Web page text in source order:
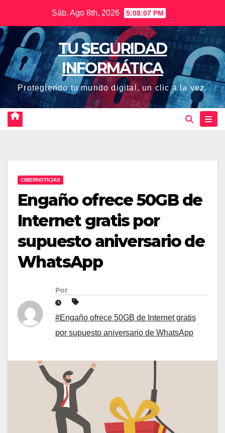
contenido
Sáb. Ago 8th, 2026 5:08:08 PM
TU SEGURIDAD
INFORMÁTICA
Protegiendo tu mundo digital, un clic a la vez.
CIBERNOTICIAS
Engaño ofrece 50GB de
Internet gratis por
supuesto aniversario de
WhatsApp
Por
#Engaño ofrece 50GB de Internet gratis
por supuesto aniversario de WhatsApp